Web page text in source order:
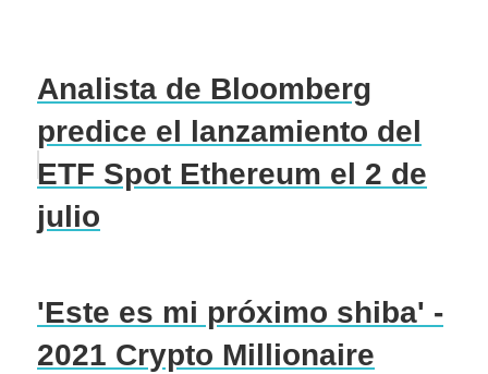
Analista de Bloomberg
predice el lanzamiento del
ETF Spot Ethereum el 2 de
julio
'Este es mi próximo shiba' -
2021 Crypto Millionaire